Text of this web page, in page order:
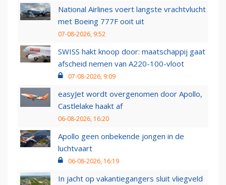
National Airlines voert langste vrachtvlucht
met Boeing 777F ooit uit
07-08-2026, 9:52
SWISS hakt knoop door: maatschappij gaat
afscheid nemen van A220-100-vloot
07-08-2026, 9:09
easyJet wordt overgenomen door Apollo,
Castlelake haakt af
06-08-2026, 16:20
Apollo geen onbekende jongen in de
luchtvaart
06-08-2026, 16:19
In jacht op vakantiegangers sluit vliegveld